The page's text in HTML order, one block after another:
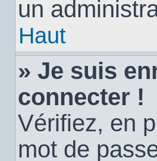
un
Haut
» Je suis
connecter !
Vérifiez, en
mot de